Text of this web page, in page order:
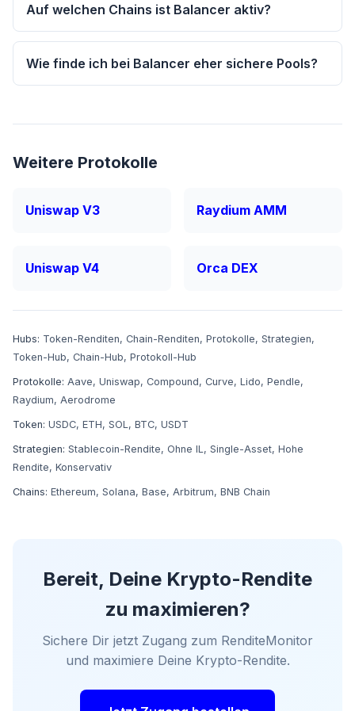
Auf welchen Chains ist Balancer aktiv?
Wie finde ich bei Balancer eher sichere Pools?
Weitere Protokolle
Uniswap V3 Raydium AMM
Uniswap V4 Orca DEX
Hubs: Token-Renditen, Chain-Renditen, Protokolle, Strategien,
Token-Hub, Chain-Hub, Protokoll-Hub
Protokolle: Aave, Uniswap, Compound, Curve, Lido, Pendle,
Raydium, Aerodrome
Token: USDC, ETH, SOL , BTC, USDT
Strategien: Stablecoin-Rendite, Ohne IL , Single-Asset, Hohe
Rendite, Konservativ
Chains: Ethereum, Solana, Base, Arbitrum, BNB Chain
Bereit, Deine Krypto-Rendite
zu maximieren?
Sichere Dir jetzt Zugang zum RenditeMonitor
und maximiere Deine Krypto-Rendite.